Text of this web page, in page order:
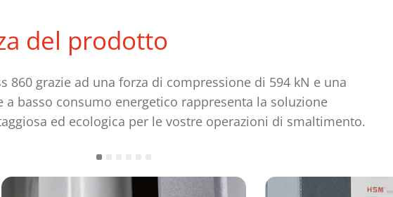
del prodotto
860 grazie ad una forza di compressione di 594 kN e una
a basso consumo energetico rappresenta la soluzione
ed ecologica per le vostre operazioni di smaltimento.